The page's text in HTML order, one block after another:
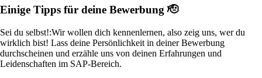
Einige Tipps für deine Bewerbung 🫡
Sei du selbst!:Wir wollen dich kennenlernen, also zeig uns, wer du
wirklich bist! Lass deine Persönlichkeit in deiner Bewerbung
durchscheinen und erzähle uns von deinen Erfahrungen und
Leidenschaften im SAP-Bereich.